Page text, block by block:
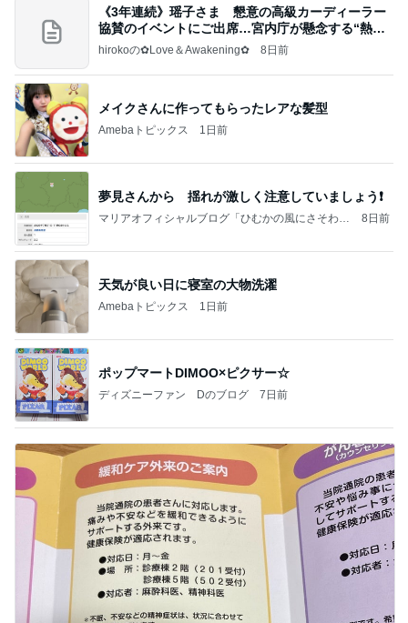
《3年連続》瑶子さま 懇意の高級カーディーラー
協賛のイベントにご出席…宮内庁が懸念する“熱心
すぎ
hirokoの✿Love＆Awakening✿ 8日前
メイクさんに作ってもらったレアな髪型
Amebaトピックス 1日前
夢見さんから 揺れが激しく注意していましょう❗️
マリアオフィシャルブログ「ひむかの風にさそわれ
8日前
天気が良い日に寝室の大物洗濯
Amebaトピックス 1日前
ポップマートDIMOO×ピクサー☆
ディズニーファン Dのブログ 7日前